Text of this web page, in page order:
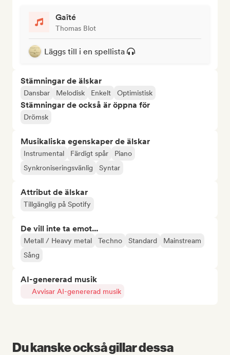
Gaîté
Thomas Blot
Läggs till i en spellista
Stämningar de älskar
Dansbar Melodisk Enkelt Optimistisk
Stämningar de också är öppna för
Drömsk
Musikaliska egenskaper de älskar
Instrumental Färdigt spår
Piano
Synkroniseringsvänlig
Syntar
Attribut de älskar
Tillgänglig på Spotify
De vill inte ta emot...
Metall / Heavy metal Techno Standard
Mainstream
Sång
AI-genererad musik
Avvisar AI-genererad musik
Du kanske också gillar dessa